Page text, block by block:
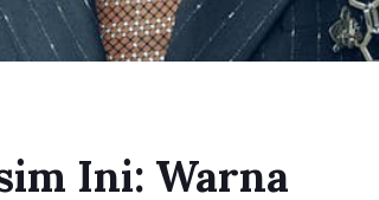
Ini: Warna